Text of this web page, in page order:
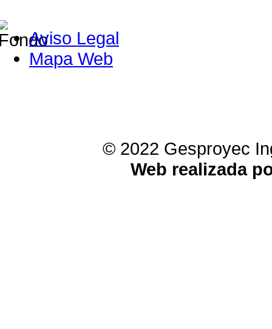
Aviso Legal
Mapa Web
© 2022 Gesproyec
Web realizada